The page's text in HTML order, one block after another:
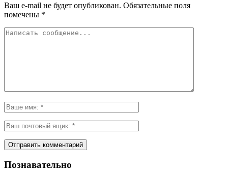
Ваш e-mail не будет опубликован. Обязательные поля
помечены *
Познавательно